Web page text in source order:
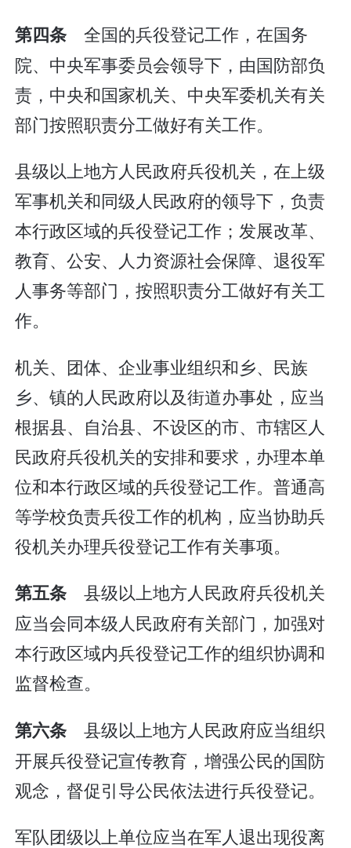
第四条全国的兵役登记工作，在国务
院、中央军事委员会领导下，由国防部负
责，中央和国家机关、中央军委机关有关
部门按照职责分工做好有关工作。
县级以上地方人民政府兵役机关，在上级
军事机关和同级人民政府的领导下，负责
本行政区域的兵役登记工作；发展改革、
教育、公安、人力资源社会保障、退役军
人事务等部门，按照职责分工做好有关工
作。
机关、团体、企业事业组织和乡、民族
乡、镇的人民政府以及街道办事处，应当
根据县、自治县、不设区的市、市辖区人
民政府兵役机关的安排和要求，办理本单
位和本行政区域的兵役登记工作。普通高
等学校负责兵役工作的机构，应当协助兵
役机关办理兵役登记工作有关事项。
第五条县级以上地方人民政府兵役机关
应当会同本级人民政府有关部门，加强对
本行政区域内兵役登记工作的组织协调和
监督检查。
第六条县级以上地方人民政府应当组织
开展兵役登记宣传教育，增强公民的国防
观念，督促引导公民依法进行兵役登记。
军队团级以上单位应当在军人退出现役离